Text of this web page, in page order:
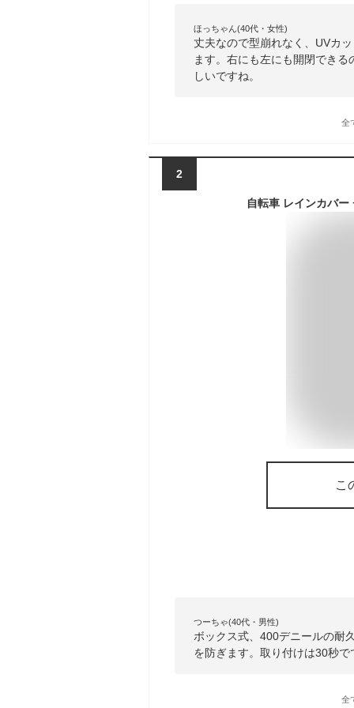
ほっちゃん(40代・女性)
丈夫なので型崩れなく、UVカ
ます。右にも左にも開閉でき
しいですね。
全
2
こ
つーちゃ(40代・男性)
ボックス式、400デニールの耐
を防ぎます。取り付けは30秒
全